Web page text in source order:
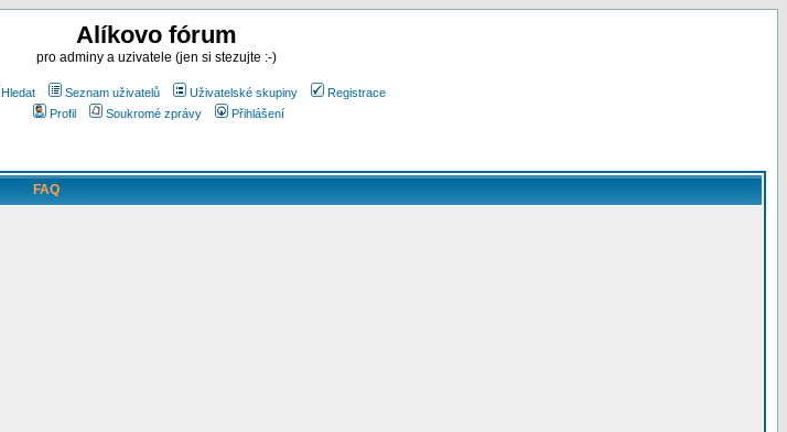
Alíkovo fórum
pro adminy a uzivatele (jen si stezujte :-)
Hledat Seznam uživatelů Uživatelské skupiny
Registrace
Profil
Soukromé zprávy Přihlášení
FAQ